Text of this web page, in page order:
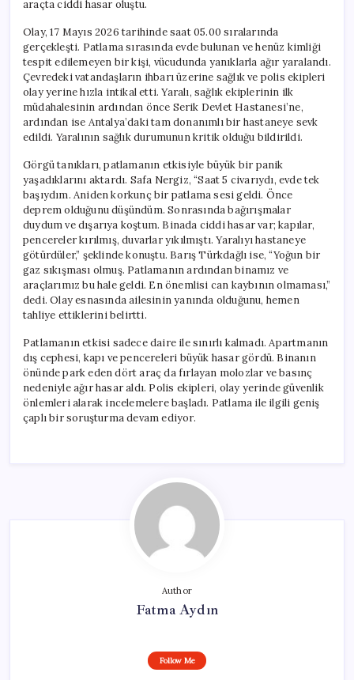
araçta ciddi hasar oluştu.
Olay, 17 Mayıs 2026 tarihinde saat 05.00 sıralarında
gerçekleşti. Patlama sırasında evde bulunan ve henüz kimliği
tespit edilemeyen bir kişi, vücudunda yanıklarla ağır yaralandı.
Çevredeki vatandaşların ihbarı üzerine sağlık ve polis ekipleri
olay yerine hızla intikal etti. Yaralı, sağlık ekiplerinin ilk
müdahalesinin ardından önce Serik Devlet Hastanesi’ne,
ardından ise Antalya’daki tam donanımlı bir hastaneye sevk
edildi. Yaralının sağlık durumunun kritik olduğu bildirildi.
Görgü tanıkları, patlamanın etkisiyle büyük bir panik
yaşadıklarını aktardı. Safa Nergiz, “Saat 5 civarıydı, evde tek
başıydım. Aniden korkunç bir patlama sesi geldi. Önce
deprem olduğunu düşündüm. Sonrasında bağırışmalar
duydum ve dışarıya koştum. Binada ciddi hasar var; kapılar,
pencereler kırılmış, duvarlar yıkılmıştı. Yaralıyı hastaneye
götürdüler,” şeklinde konuştu. Barış Türkdağlı ise, “Yoğun bir
gaz sıkışması olmuş. Patlamanın ardından binamız ve
araçlarımız bu hale geldi. En önemlisi can kaybının olmaması,”
dedi. Olay esnasında ailesinin yanında olduğunu, hemen
tahliye ettiklerini belirtti.
Patlamanın etkisi sadece daire ile sınırlı kalmadı. Apartmanın
dış cephesi, kapı ve pencereleri büyük hasar gördü. Binanın
önünde park eden dört araç da fırlayan molozlar ve basınç
nedeniyle ağır hasar aldı. Polis ekipleri, olay yerinde güvenlik
önlemleri alarak incelemelere başladı. Patlama ile ilgili geniş
çaplı bir soruşturma devam ediyor.
Author
Fatma Aydın
Follow Me